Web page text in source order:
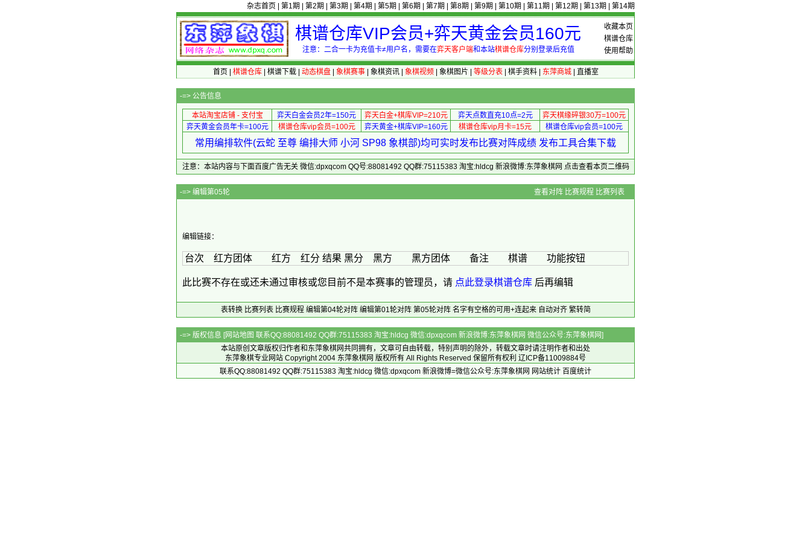
杂志首页 第1期 第2期 第3期 第4期 第5期 第6期 第7期 第8期 第9期 第10期 第11期 第12期 第13期 第14期
收藏本页
棋谱仓库
使用帮助
棋谱仓库VIP会员+弈天黄金会员160元
注意：二合一卡为充值卡≠用户名，需要在弈天客户端和本站棋谱仓库分别登录后充值
首页 棋谱仓库| 棋谱下载| 动态棋盘| 象棋赛事| 象棋资讯| 象棋视频 象棋图片 等级分表| 棋手资料| 东萍商城| 直播室
-=> 公告信息
本站淘宝店铺 - 支付宝 弈天白金会员2年=150元 弈天白金+棋库VIP=210元 弈天点数直充10点=2元
弈天棋缘碎银30万=100元
弈天黄金会员年卡=100元
棋谱仓库vip会员=100元 弈天黄金+棋库VIP=160元 棋谱仓库vip月卡=15元 棋谱仓库vip会员=100元
常用编排软件(云蛇 至尊 编排大师 小河 SP98 象棋部)均可实时发布比赛对阵成绩 发布工具合集下载
注意：本站内容与下面百度广告无关 微信:dpxqcom QQ号:88081492 QQ群:75115383 淘宝:hldcg 新浪微博:东萍象棋网 点击查看本页二维码
-=> 编辑第05轮 查看对阵 比赛规程 比赛列表
编辑链接：
台次 红方团体 红方 红分 结果 黑分 黑方 黑方团体 备注 棋谱 功能按钮
此比赛不存在或还未通过审核或您目前不是本赛事的管理员，请 点此登录棋谱仓库 后再编辑
表转换 比赛列表 比赛规程 编辑第04轮对阵 编辑第01轮对阵 第05轮对阵 名字有空格的可用+连起来 自动对齐 繁转简
-=> 版权信息 [网站地图 联系QQ:88081492 QQ群:75115383 淘宝:hldcg 微信:dpxqcom 新浪微博:东萍象棋网 微信公众号:东萍象棋网]
本站原创文章版权归作者和 东萍象棋网共同拥有，文章可自由转载，特别声明的除外，转载文章时请注明作者和出处
东萍象棋专业网站 Copyright 2004 东萍象棋网 版权所有 All Rights Reserved 保留所有权利 辽ICP备11009884号
联系QQ:88081492 QQ群:75115383 淘宝:hldcg 微信:dpxqcom 新浪微博=微信公众号:东萍象棋网 网站统计 百度统计